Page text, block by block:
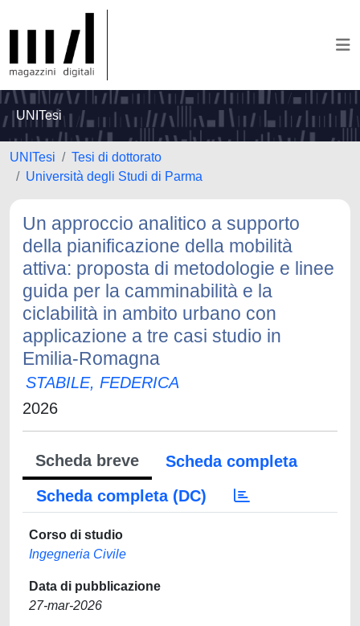
UNITesi
UNITesi
Tesi di dottorato
Università degli Studi di Parma
Un approccio analitico a supporto
della pianificazione della mobilità
attiva: proposta di metodologie e linee
guida per la camminabilità e la
ciclabilità in ambito urbano con
applicazione a tre casi studio in
Emilia-Romagna
STABILE, FEDERICA
2026
Scheda breve
Scheda completa
Scheda completa (DC)
Corso di studio
Ingegneria Civile
Data di pubblicazione
27-mar-2026